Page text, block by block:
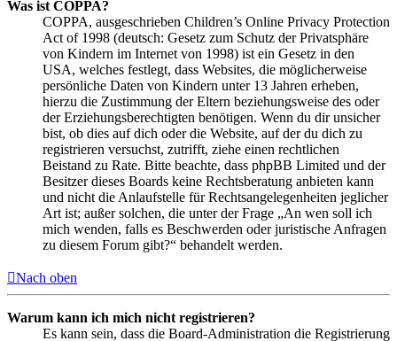
Was ist COPPA?
COPPA, ausgeschrieben Children’s Online Privacy Protection
Act of 1998 (deutsch: Gesetz zum Schutz der Privatsphäre
von Kindern im Internet von 1998) ist ein Gesetz in den
USA, welches festlegt, dass Websites, die möglicherweise
persönliche Daten von Kindern unter 13 Jahren erheben,
hierzu die Zustimmung der Eltern beziehungsweise des oder
der Erziehungsberechtigten benötigen. Wenn du dir unsicher
bist, ob dies auf dich oder die Website, auf der du dich zu
registrieren versuchst, zutrifft, ziehe einen rechtlichen
Beistand zu Rate. Bitte beachte, dass phpBB Limited und der
Besitzer dieses Boards keine Rechtsberatung anbieten kann
und nicht die Anlaufstelle für Rechtsangelegenheiten jeglicher
Art ist; außer solchen, die unter der Frage „An wen soll ich
mich wenden, falls es Beschwerden oder juristische Anfragen
zu diesem Forum gibt?“ behandelt werden.
Nach oben
Warum kann ich mich nicht registrieren?
Es kann sein, dass die Board-Administration die Registrierung